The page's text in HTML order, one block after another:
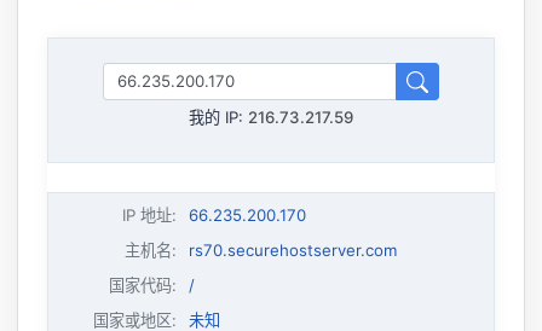
我的 IP: 216.73.217.59
IP 地址:
66.235.200.170
主机名:
rs70.securehostserver.com
国家代码:
/
国家或地区:
未知